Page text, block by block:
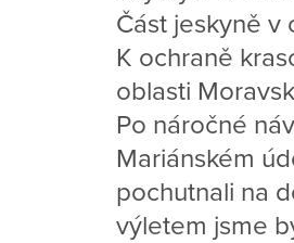
Část jeskyně v
K ochraně
oblasti
Po náročné
Mariánském
pochutnali na
výletem jsme